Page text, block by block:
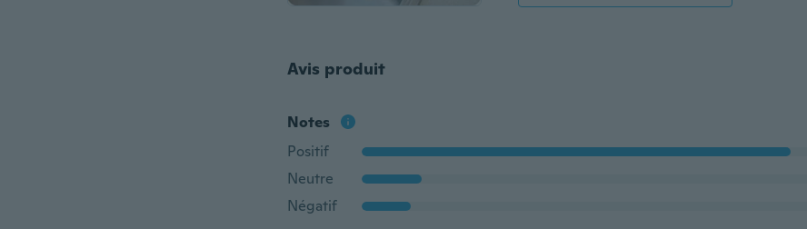
Avis produit
Notes
Positif
Neutre
Négatif